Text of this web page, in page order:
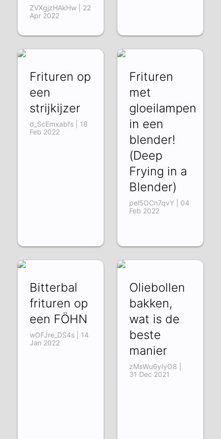
ZVXgjzHAkHw | 22
Apr 2022
Frituren op
een
strijkijzer
d_ScEmxabfs | 18
Feb 2022
Frituren
met
gloeilampen
in een
blender!
(Deep
Frying in a
Blender)
pel5OCn7qvY | 04
Feb 2022
Bitterbal
frituren op
een FÖHN
wOFJre_DS4s | 14
Jan 2022
Oliebollen
bakken,
wat is de
beste
manier
zMsWu6yIyO8 |
31 Dec 2021